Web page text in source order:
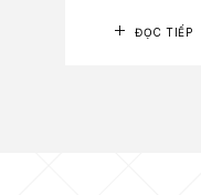
ĐỌC TIẾP